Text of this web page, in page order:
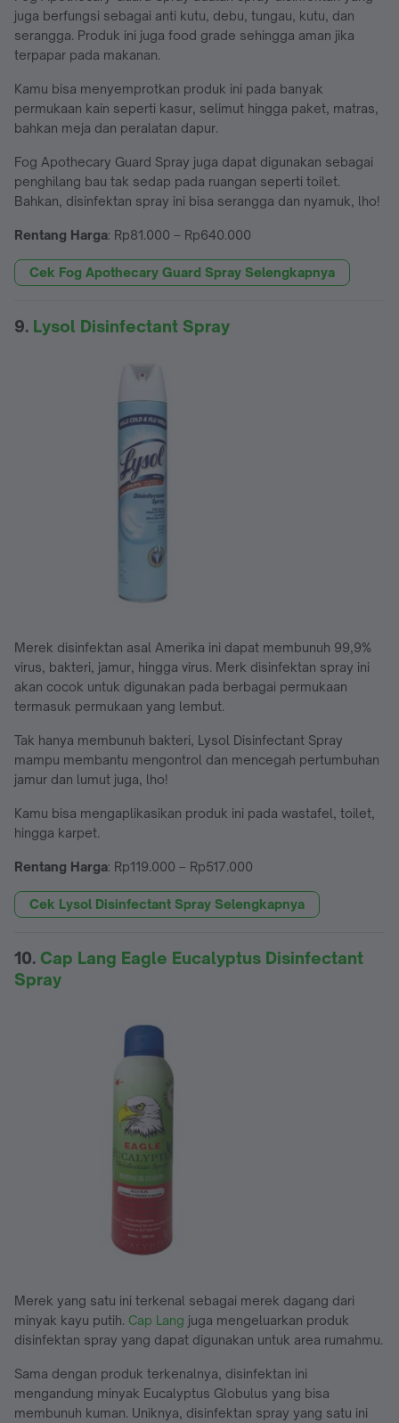
juga berfungsi sebagai anti kutu, debu, tungau, kutu, dan
serangga. Produk ini juga food grade sehingga aman jika
terpapar pada makanan.
Kamu bisa menyemprotkan produk ini pada banyak
permukaan kain seperti kasur, selimut hingga paket, matras,
bahkan meja dan peralatan dapur.
Fog Apothecary Guard Spray juga dapat digunakan sebagai
penghilang bau tak sedap pada ruangan seperti toilet.
Bahkan, disinfektan spray ini bisa serangga dan nyamuk, lho!
Rentang Harga: Rp81.000 – Rp640.000
Cek Fog Apothecary Guard Spray Selengkapnya
9. Lysol Disinfectant Spray
Merek disinfektan asal Amerika ini dapat membunuh 99,9%
virus, bakteri, jamur, hingga virus. Merk disinfektan spray ini
akan cocok untuk digunakan pada berbagai permukaan
termasuk permukaan yang lembut.
Tak hanya membunuh bakteri, Lysol Disinfectant Spray
mampu membantu mengontrol dan mencegah pertumbuhan
jamur dan lumut juga, lho!
Kamu bisa mengaplikasikan produk ini pada wastafel, toilet,
hingga karpet.
Rentang Harga: Rp119.000 – Rp517.000
Cek Lysol Disinfectant Spray Selengkapnya
10. Cap Lang Eagle Eucalyptus Disinfectant
Spray
Merek yang satu ini terkenal sebagai merek dagang dari
minyak kayu putih. Cap Lang juga mengeluarkan produk
disinfektan spray yang dapat digunakan untuk area rumahmu.
Sama dengan produk terkenalnya, disinfektan ini
mengandung minyak Eucalyptus Globulus yang bisa
membunuh kuman. Uniknya, disinfektan spray yang satu ini